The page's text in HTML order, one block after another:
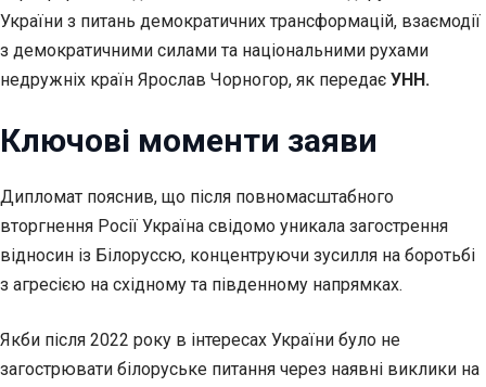
України з питань демократичних трансформацій, взаємодії
з демократичними силами та національними рухами
недружніх країн Ярослав Чорногор, як передає УНН.
Ключові моменти заяви
Дипломат пояснив, що після повномасштабного
вторгнення Росії Україна свідомо уникала загострення
відносин із Білоруссю, концентруючи зусилля на боротьбі
з агресією на східному та південному напрямках.
Якби після 2022 року в інтересах України було не
загострювати білоруське питання через наявні виклики на